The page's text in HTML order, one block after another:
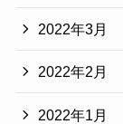
2022年3月
2022年2月
2022年1月